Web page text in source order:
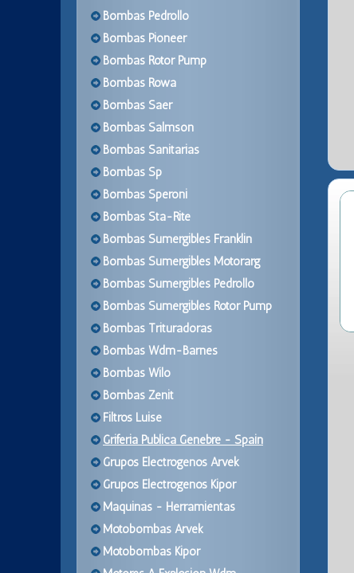
Bombas Pedrollo
Bombas Pioneer
Bombas Rotor Pump
Bombas Rowa
Bombas Saer
Bombas Salmson
Bombas Sanitarias
Bombas Sp
Bombas Speroni
Bombas Sta-Rite
Bombas Sumergibles Franklin
Bombas Sumergibles Motorarg
Bombas Sumergibles Pedrollo
Bombas Sumergibles Rotor Pump
Bombas Trituradoras
Bombas Wdm-Barnes
Bombas Wilo
Bombas Zenit
Filtros Luise
Griferia Publica Genebre - Spain
Grupos Electrogenos Arvek
Grupos Electrogenos Kipor
Maquinas - Herramientas
Motobombas Arvek
Motobombas Kipor